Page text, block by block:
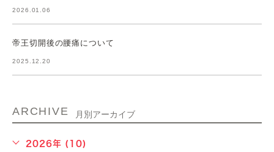
2026.01.06
帝王切開後の腰痛について
2025.12.20
ARCHIVE 月別アーカイブ
2026年 (10)